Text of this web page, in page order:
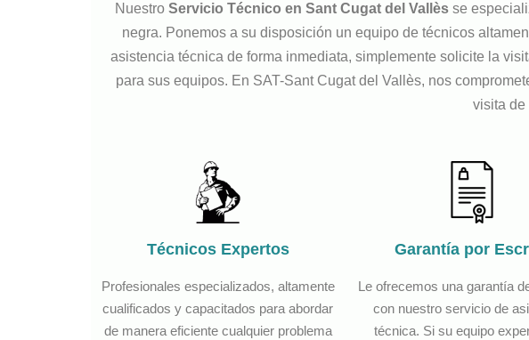
Nuestro Servicio Técnico en Sant Cugat del Vallès se
negra. Ponemos a su disposición un equipo de técnicos
asistencia técnica de forma inmediata, simplemente solicite la
para sus equipos. En SAT-Sant Cugat del Vallès, nos
visita de
Técnicos Expertos
Profesionales especializados, altamente
cualificados y capacitados para abordar
de manera eficiente cualquier problema
Garantía por
Le ofrecemos una garantía
con nuestro servicio de
técnica. Si su equipo